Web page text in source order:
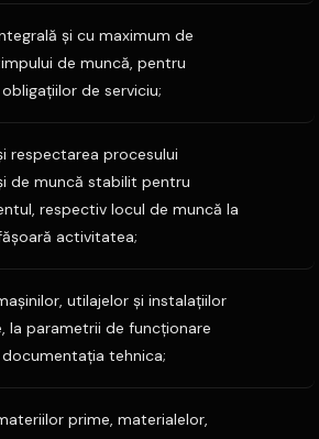
şi cu maximum de
de muncă, pentru
de serviciu;
respectarea procesului
de muncă stabilit pentru
respectiv locul de muncă la
activitatea;
utilajelor şi instalaţiilor
la parametrii de funcţionare
tehnica;
prime, materialelor,